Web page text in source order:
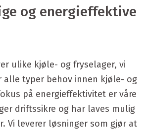
og energieffektive
ulike kjøle- og fryselager, vi
alle typer behov innen kjøle- og
på energieffektivitet er våre
driftssikre og har laves mulig
Vi leverer løsninger som gjør at